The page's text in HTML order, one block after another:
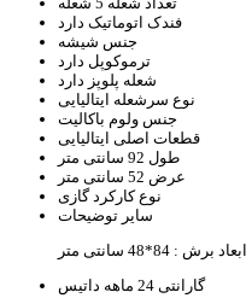
فندک اتوماتیک دارد
جنس شیشه
ترموکوپل دارد
شعله پلوپز دارد
نوع سرشعله ایتالیایی
جنس ولوم باکالیت
قطعات اصلی ایتالیایی
طول 92 سانتی متر
عرض 52 سانتی متر
نوع کارکردگازی
سایر توضیحات
ابعاد برش : 84*48 سانتی متر
گارانتی 24 ماهه داتیس